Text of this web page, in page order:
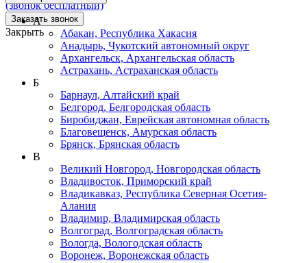
(звонок бесплатный)
Заказать звонок
Закрыть
А
Абакан, Республика Хакасия
Анадырь, Чукотский автономный округ
Архангельск, Архангельская область
Астрахань, Астраханская область
Б
Барнаул, Алтайский край
Белгород, Белгородская область
Биробиджан, Еврейская автономная область
Благовещенск, Амурская область
Брянск, Брянская область
В
Великий Новгород, Новгородская область
Владивосток, Приморский край
Владикавказ, Республика Северная Осетия-
Алания
Владимир, Владимирская область
Волгоград, Волгоградская область
Вологда, Вологодская область
Воронеж, Воронежская область